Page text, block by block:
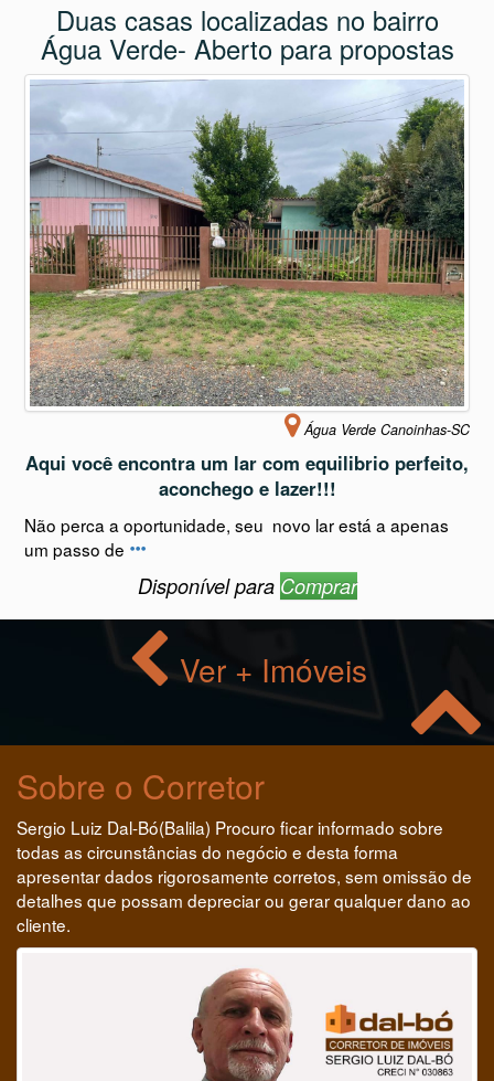
Duas casas localizadas no bairro
Água Verde- Aberto para propostas
Água Verde Canoinhas-SC
Aqui você encontra um lar com equilibrio perfeito,
aconchego e lazer!!!
Não perca a oportunidade, seu novo lar está a apenas
um passo de
Disponível para Comprar
Ver + Imóveis
Sobre o Corretor
Sergio Luiz Dal-Bó(Balila) Procuro ficar informado sobre
todas as circunstâncias do negócio e desta forma
apresentar dados rigorosamente corretos, sem omissão de
detalhes que possam depreciar ou gerar qualquer dano ao
cliente.